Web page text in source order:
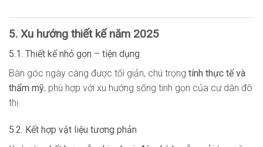
5. Xu hướng thiết kế năm 2025
5.1. Thiết kế nhỏ gọn – tiện dụng
Bàn góc ngày càng được tối giản, chú trọng tính thực tế và
thẩm mỹ, phù hợp với xu hướng sống tinh gọn của cư dân đô
thị.
5.2. Kết hợp vật liệu tương phản